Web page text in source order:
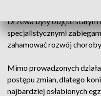
Drzewa były objęte
specjalistycznymi
zahamować rozwój
Mimo prowadzonych
postępu zmian, dlatego
najbardziej osłabionych